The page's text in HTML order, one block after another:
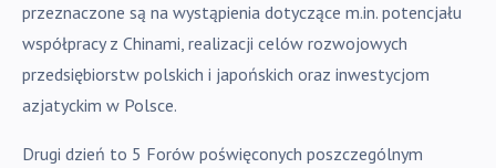
przeznaczone są na wystąpienia dotyczące m.in. potencjału
współpracy z Chinami, realizacji celów rozwojowych
przedsiębiorstw polskich i japońskich oraz inwestycjom
azjatyckim w Polsce.
Drugi dzień to 5 Forów poświęconych poszczególnym